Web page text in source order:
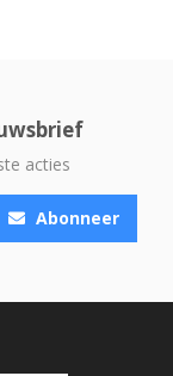
acties
Abonneer